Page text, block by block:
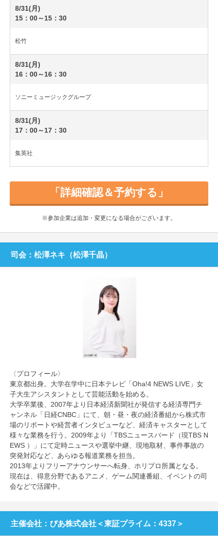
8/31(月)
15：00～15：30
松竹
8/31(月)
16：00～16：30
ソニーミュージックグループ
8/31(月)
17：00～17：30
集英社
「詳細確認＆予約する」
※参加企業は追加・変更になる場合がございます。
司会：松澤ネキ（松澤千晶）
〈プロフィール〉
東京都出身。大学在学中に日本テレビ「Oha!4 NEWS LIVE」女
子大生アシスタントとして芸能活動を始める。
大学卒業後、2007年より日本経済新聞社が発信する経済専門チ
ャンネル「日経CNBC」にて、朝・昼・夜の経済番組から株式市
場のリポートや経営者インタビューなど、経済キャスターとして
様々な業務を行う。2009年より「TBSニュースバード（現TBS N
EWS ）」にて定時ニュースや選挙中継、現地取材、事件事故の
突発対応など、あらゆる報道業務を担当。
2013年よりフリーアナウンサーへ転身、ホリプロ所属となる。
現在は、得意分野であるアニメ、ゲーム関連番組、イベントの司
会などで活躍中。
主催会社：ぴあ株式会社＜東証プライム：4337＞